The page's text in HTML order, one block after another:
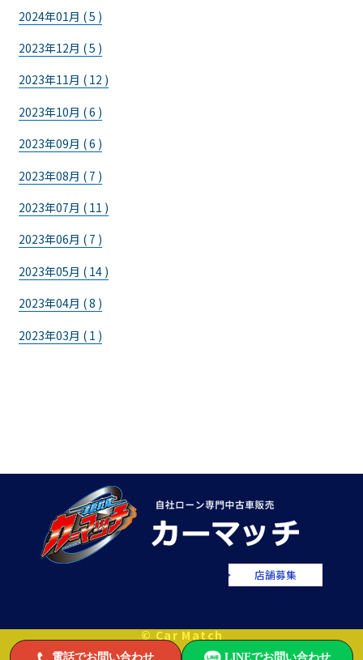
2024年01月 ( 5 )
2023年12月 ( 5 )
2023年11月 ( 12 )
2023年10月 ( 6 )
2023年09月 ( 6 )
2023年08月 ( 7 )
2023年07月 ( 11 )
2023年06月 ( 7 )
2023年05月 ( 14 )
2023年04月 ( 8 )
2023年03月 ( 1 )
電話でお問い合わせ LINEでお問い合わせ
店舗募集
© Car Match